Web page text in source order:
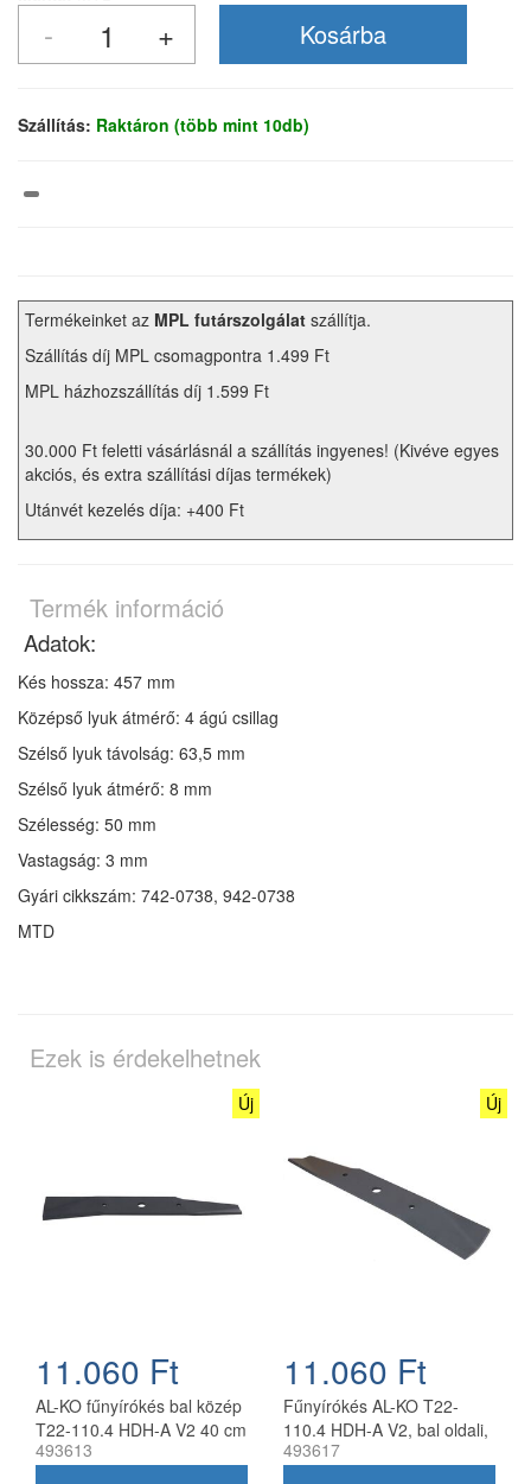
Szállítás: Raktáron (több mint 10db)
Termékeinket az MPL futárszolgálat szállítja.
Szállítás díj MPL csomagpontra 1.499 Ft
MPL házhozszállítás díj 1.599 Ft
30.000 Ft feletti vásárlásnál a szállítás ingyenes! (Kivéve egyes
akciós, és extra szállítási díjas termékek)
Utánvét kezelés díja: +400 Ft
Termék információ
Adatok:
Kés hossza: 457 mm
Középső lyuk átmérő: 4 ágú csillag
Szélső lyuk távolság: 63,5 mm
Szélső lyuk átmérő: 8 mm
Szélesség: 50 mm
Vastagság: 3 mm
Gyári cikkszám: 742-0738, 942-0738
MTD
Ezek is érdekelhetnek
Új
11.060 Ft
AL-KO fűnyírókés bal közép
T22-110.4 HDH-A V2 40 cm
493613
Új
11.060 Ft
Fűnyírókés AL-KO T22-
110.4 HDH-A V2, bal oldali,
40 cm
493617